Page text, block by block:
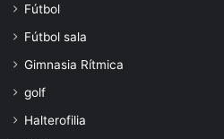
Fútbol
Fútbol sala
Gimnasia Rítmica
golf
Halterofilia